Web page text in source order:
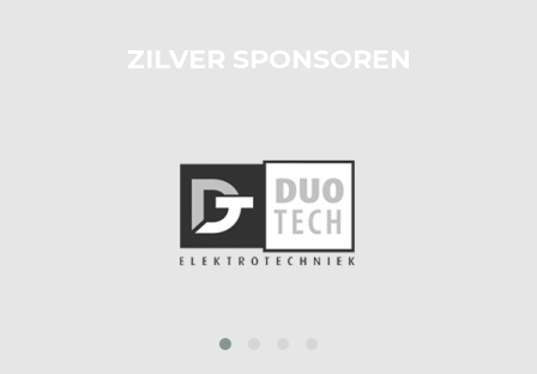
ZILVER SPONSOREN
prev